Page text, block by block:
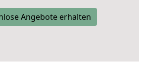
Angebote erhalten